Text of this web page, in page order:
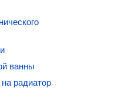
ванны
радиатор